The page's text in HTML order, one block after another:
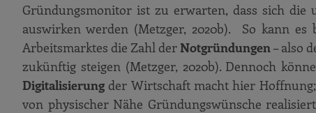
Gründungsmonitor ist zu erwarten, dass sich die
auswirken werden (Metzger, 2020b). So kann es
Arbeitsmarktes die Zahl der Notgründungen– also
zukünftig steigen (Metzger, 2020b). Dennoch
Digitalisierung der Wirtschaft macht hier
von physischer Nähe Gründungswünsche